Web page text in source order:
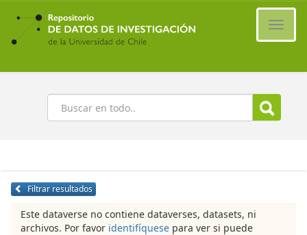
Ir
contenido
principal
Buscar
Filtrar resultados
Este dataverse no contiene dataverses, datasets, ni
archivos. Por favor identifíquese para ver si puede